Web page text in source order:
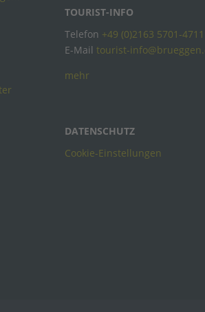
TOURIST-INFO
Telefon +49 (0)2163 5701-4711
E-Mail tourist-
mehr
DATENSCHUTZ
Cookie-Einstellungen